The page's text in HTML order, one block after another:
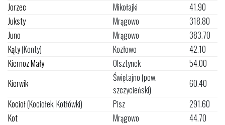
Jorzec
Mikołajki
41.90
Juksty
Mrągowo
318.80
Juno
Mrągowo
383.70
Kąty(Konty) Kozłowo
42.10
Kiernoz Mały
Olsztynek
54.00
Kierwik
Świętajno (pow.
szczycieński)
60.40
Kocioł(Kociołek, Kotłówki) Pisz
291.60
Kot
Mrągowo
44.70